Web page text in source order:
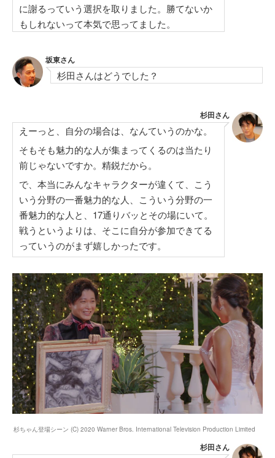
に謝るっていう選択を取りました。勝てないか
もしれないって本気で思ってました。
坂東さん
杉田さんはどうでした？
杉田さん
えーっと、自分の場合は、なんていうのかな。
そもそも魅力的な人が集まってくるのは当たり
前じゃないですか。精鋭だから。
で、本当にみんなキャラクターが違くて、こう
いう分野の一番魅力的な人、こういう分野の一
番魅力的な人と、17通りバッとその場にいて。
戦うというよりは、そこに自分が参加できてる
っていうのがまず嬉しかったです。
杉ちゃん登場シーン (C) 2020 Warner Bros. International Television Production Limited
杉田さん